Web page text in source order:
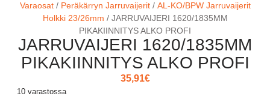
Varaosat/ Peräkärryn Jarruvaijerit/ AL-KO/BPW Jarruvaijerit
Holkki 23/26mm / JARRUVAIJERI 1620/1835MM
PIKAKIINNITYS ALKO PROFI
JARRUVAIJERI 1620/1835MM
PIKAKIINNITYS ALKO PROFI
35,91€
10 varastossa